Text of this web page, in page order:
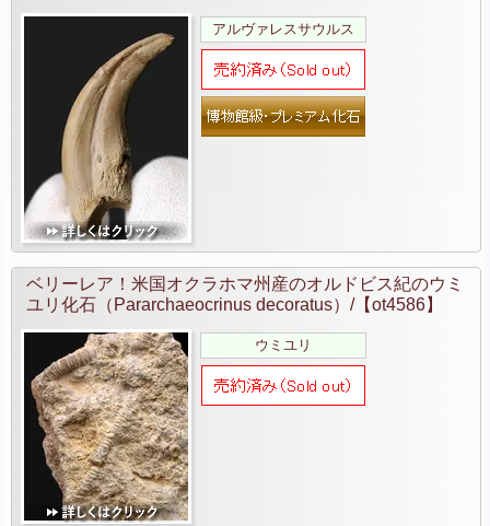
アルヴァレスサウルス
ベリーレア！米国オクラホマ州産のオルドビス紀のウミ
ユリ化石（Pararchaeocrinus decoratus）/【ot4586】
ウミユリ